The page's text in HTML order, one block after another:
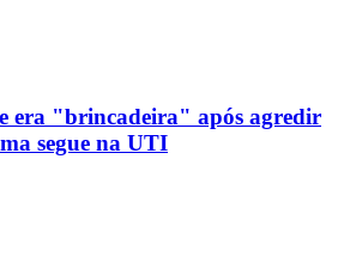
era "brincadeira" após agredir
segue na UTI